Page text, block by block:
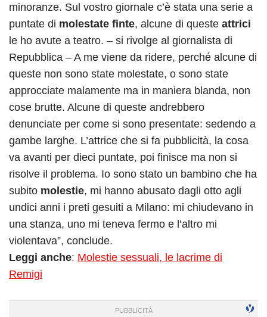
minoranze. Sul vostro giornale c’è stata una serie a
puntate di molestate finte, alcune di queste attrici
le ho avute a teatro. – si rivolge al giornalista di
Repubblica – A me viene da ridere, perché alcune di
queste non sono state molestate, o sono state
approcciate malamente ma in maniera blanda, non
cose brutte. Alcune di queste andrebbero
denunciate per come si sono presentate: sedendo a
gambe larghe. L’attrice che si fa pubblicità, la cosa
va avanti per dieci puntate, poi finisce ma non si
risolve il problema. Io sono stato un bambino che ha
subito molestie, mi hanno abusato dagli otto agli
undici anni i preti gesuiti a Milano: mi chiudevano in
una stanza, uno mi teneva fermo e l’altro mi
violentava”, conclude.
Leggi anche: Molestie sessuali, le lacrime di
Remigi